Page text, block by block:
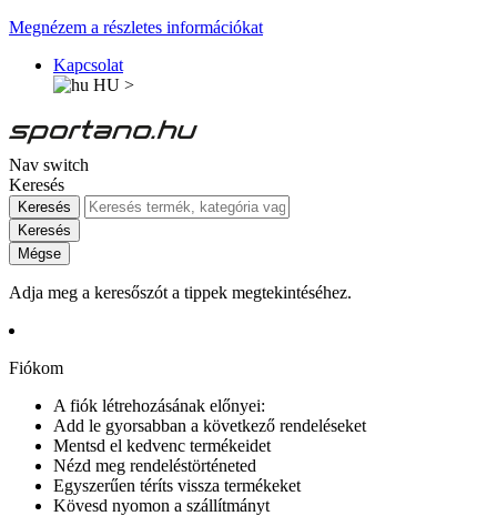
Megnézem a részletes információkat
Kapcsolat
HU >
Nav switch
Keresés
Keresés
Keresés
Mégse
Adja meg a keresőszót a tippek megtekintéséhez.
Fiókom
A fiók létrehozásának előnyei:
Add le gyorsabban a következő rendeléseket
Mentsd el kedvenc termékeidet
Nézd meg rendeléstörténeted
Egyszerűen téríts vissza termékeket
Kövesd nyomon a szállítmányt